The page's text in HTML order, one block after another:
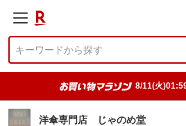
8/11(火
洋傘専門店 じゃのめ堂